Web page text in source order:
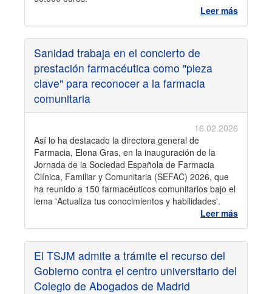
Leer más
Sanidad trabaja en el concierto de
prestación farmacéutica como "pieza
clave" para reconocer a la farmacia
comunitaria
16.02.2026
Así lo ha destacado la directora general de
Farmacia, Elena Gras, en la inauguración de la
Jornada de la Sociedad Española de Farmacia
Clínica, Familiar y Comunitaria (SEFAC) 2026, que
ha reunido a 150 farmacéuticos comunitarios bajo el
lema 'Actualiza tus conocimientos y habilidades'.
Leer más
El TSJM admite a trámite el recurso del
Gobierno contra el centro universitario del
Colegio de Abogados de Madrid